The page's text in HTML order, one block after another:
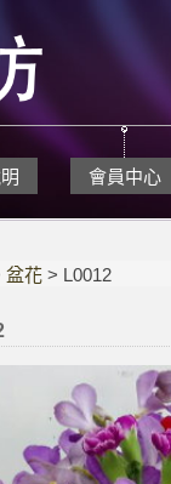
會員中心
盆花 > L0012